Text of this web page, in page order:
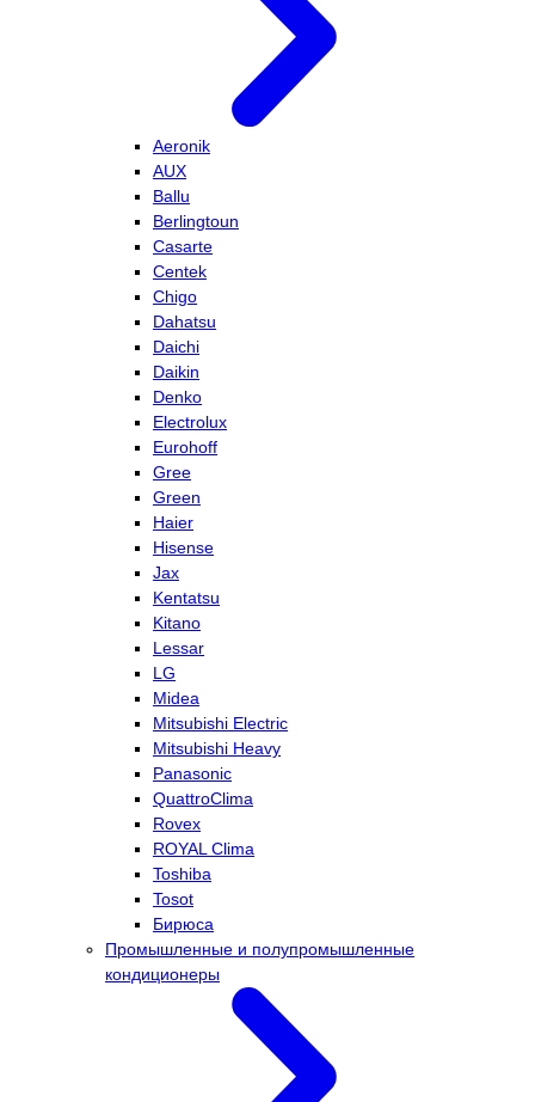
Aeronik
AUX
Ballu
Berlingtoun
Casarte
Centek
Chigo
Dahatsu
Daichi
Daikin
Denko
Electrolux
Eurohoff
Gree
Green
Haier
Hisense
Jax
Kentatsu
Kitano
Lessar
LG
Midea
Mitsubishi Electric
Mitsubishi Heavy
Panasonic
QuattroClima
Rovex
ROYAL Clima
Toshiba
Tosot
Бирюса
Промышленные и полупромышленные
кондиционеры